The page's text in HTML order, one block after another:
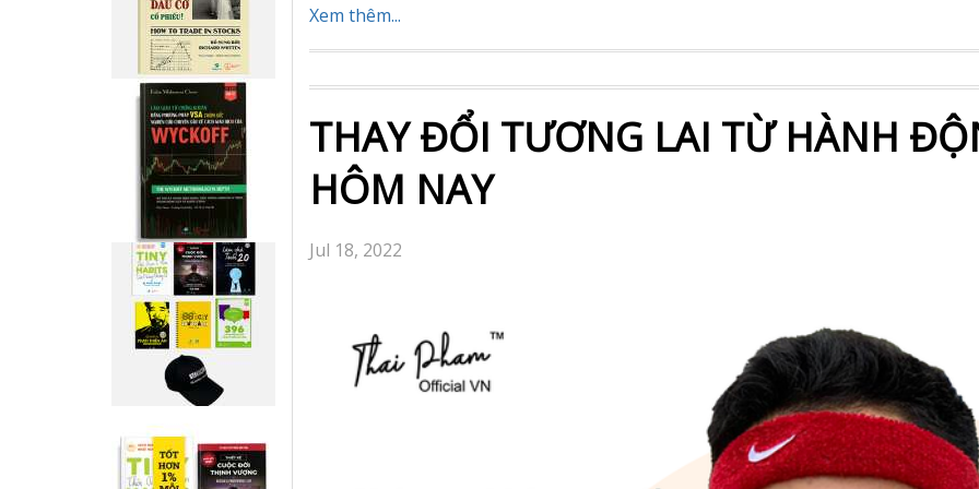
Xem thêm...
THAY ĐỔI TƯƠNG LAI TỪ HÀNH
HÔM NAY
Jul 18, 2022